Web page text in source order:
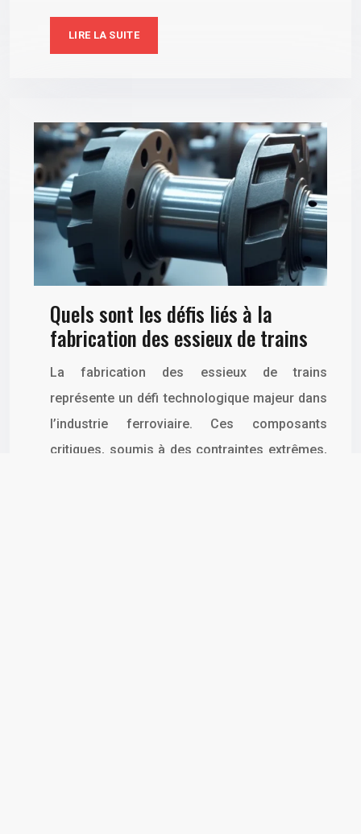
LIRE LA SUITE
Quels sont les défis liés à la
fabrication des essieux de trains
La fabrication des essieux de trains
représente un défi technologique majeur dans
l’industrie ferroviaire. Ces composants
critiques, soumis à des contraintes extrêmes,